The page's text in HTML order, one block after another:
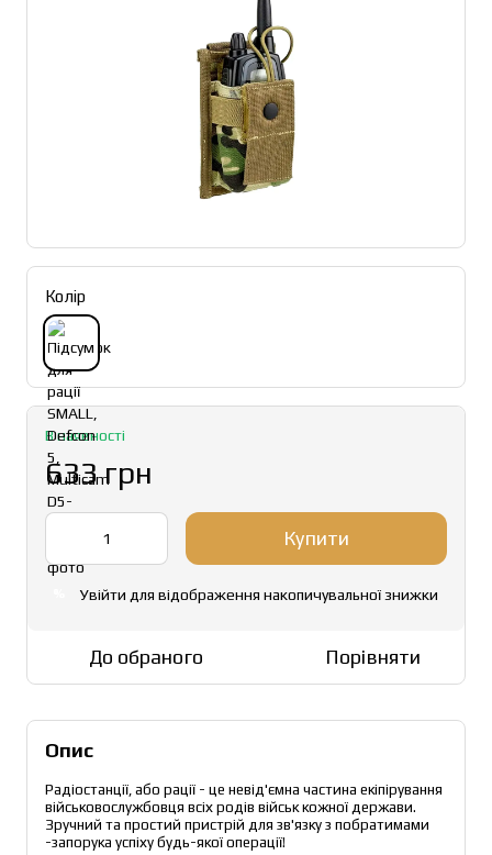
Колір
В наявності
633 грн
Купити
Увійти для відображення накопичувальної знижки
До обраного Порівняти
Опис
Радіостанції, або рації - це невід'ємна частина екіпірування
військовослужбовця всіх родів військ кожної держави.
Зручний та простий пристрій для зв'язку з побратимами
-запорука успіху будь-якої операції!